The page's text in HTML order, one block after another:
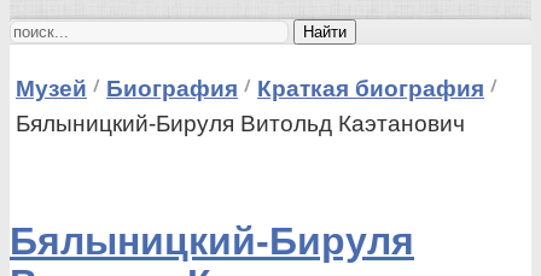
Найти
Музей Биография
Краткая биография
Бялыницкий-Бируля Витольд Каэтанович
Бялыницкий-Бируля